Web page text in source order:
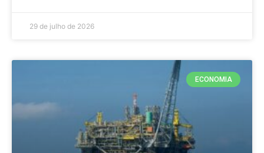
29 de julho de 2026
ECONOMIA